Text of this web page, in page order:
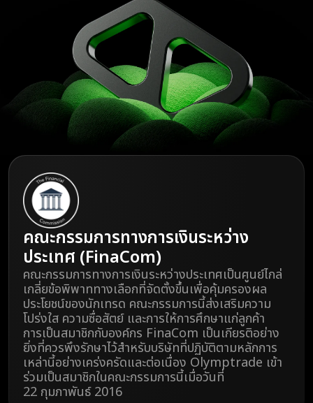
คณะกรรมการทางการเงินระหว่าง
ประเทศ (FinaCom)
คณะกรรมการทางการเงินระหว่างประเทศเป็นศูนย์ไกล่
เกลี่ยข้อพิพาททางเลือกที่จัดตั้งขึ้นเพื่อคุ้มครองผล
ประโยชน์ของนักเทรด คณะกรรมการนี้ส่งเสริมความ
โปร่งใส ความซื่อสัตย์ และการให้การศึกษาแก่ลูกค้า
การเป็นสมาชิกกับองค์กร FinaCom เป็นเกียรติอย่าง
ยิ่งที่ควรพึงรักษาไว้สำหรับบริษัทที่ปฏิบัติตามหลักการ
เหล่านี้อย่างเคร่งครัดและต่อเนื่อง Olymptrade เข้า
ร่วมเป็นสมาชิกในคณะกรรมการนี้เมื่อวันที่
22 กุมภาพันธ์ 2016